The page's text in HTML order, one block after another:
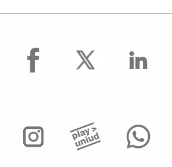
facebook